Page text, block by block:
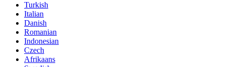
Turkish
Italian
Danish
Romanian
Indonesian
Czech
Afrikaans